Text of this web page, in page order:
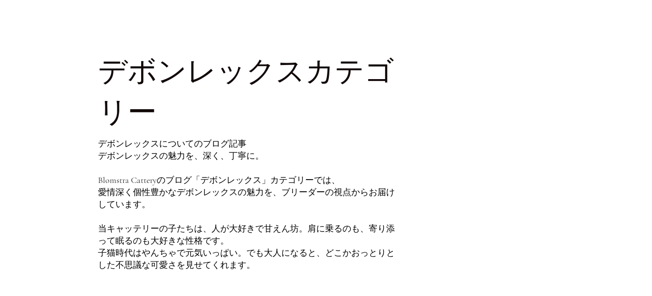
デボンレックスカテゴ
リー
デボンレックスについてのブログ記事
デボンレックスの魅力を、深く、丁寧に。
Blomstra Catteryのブログ「デボンレックス」カテゴリーでは、
愛情深く個性豊かなデボンレックスの魅力を、ブリーダーの視点からお届け
しています。
当キャッテリーの子たちは、人が大好きで甘えん坊。肩に乗るのも、寄り添
って眠るのも大好きな性格です。
子猫時代はやんちゃで元気いっぱい。でも大人になると、どこかおっとりと
した不思議な可愛さを見せてくれます。